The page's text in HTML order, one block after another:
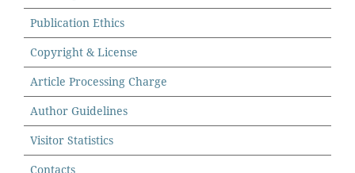
Publication Ethics
Copyright & License
Article Processing Charge
Author Guidelines
Visitor Statistics
Contacts